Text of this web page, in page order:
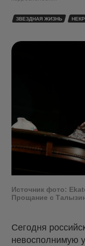
ЗВЕЗДНАЯ ЖИЗНЬ
Источник фото:
Прощание с
Сегодня
невосполнимую